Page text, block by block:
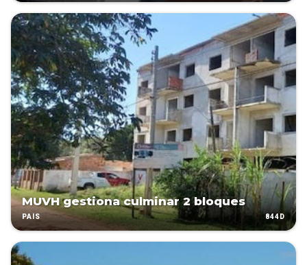
MUVH gestiona culminar 2 bloques
PAÍS 844D